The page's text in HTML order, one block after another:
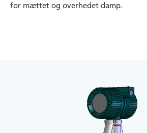
for mættet og overhedet damp.